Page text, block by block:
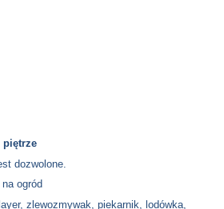
piętrze
dozwolone.
ogród
zlewozmywak, piekarnik, lodówka,